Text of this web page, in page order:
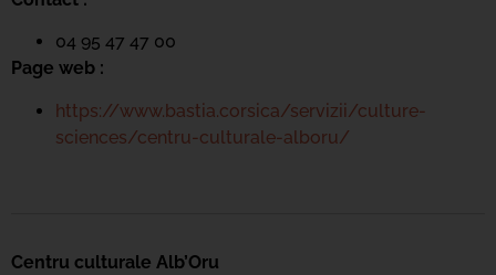
04 95 47 47 00
Page web :
https://www.bastia.corsica/servizii/culture-
sciences/centru-culturale-alboru/
Centru culturale Alb’Oru